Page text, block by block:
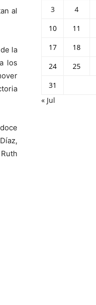
al
la
los
3
4
10
11
17
18
24
25
31
« Jul